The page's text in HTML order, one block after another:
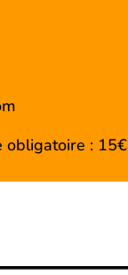
obligatoire : 15€